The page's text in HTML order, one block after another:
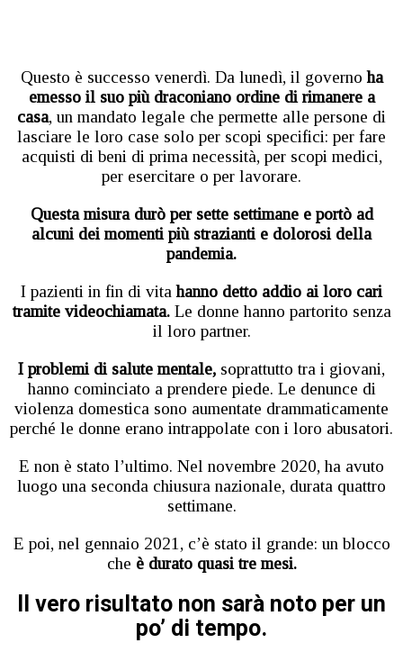
Questo è successo venerdì. Da lunedì, il governo ha
emesso il suo più draconiano ordine di rimanere a
casa, un mandato legale che permette alle persone di
lasciare le loro case solo per scopi specifici: per fare
acquisti di beni di prima necessità, per scopi medici,
per esercitare o per lavorare.
Questa misura durò per sette settimane e portò ad
alcuni dei momenti più strazianti e dolorosi della
pandemia.
I pazienti in fin di vitahanno detto addio ai loro cari
tramite videochiamata.Le donne hanno partorito senza
il loro partner.
I problemi di salute mentale, soprattutto tra i giovani,
hanno cominciato a prendere piede. Le denunce di
violenza domestica sono aumentate drammaticamente
perché le donne erano intrappolate con i loro abusatori.
E non è stato l’ultimo. Nel novembre 2020, ha avuto
luogo una seconda chiusura nazionale, durata quattro
settimane.
E poi, nel gennaio 2021, c’è stato il grande: un blocco
che è durato quasi tre mesi.
Il vero risultato non sarà noto per un
po’ di tempo.